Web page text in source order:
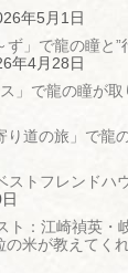
年5月1日
」で龍の瞳と
年4月28日
」で龍の瞳が取
り道の旅」で龍
ストフレンドハ
ト：江崎禎英
の米が教えてく